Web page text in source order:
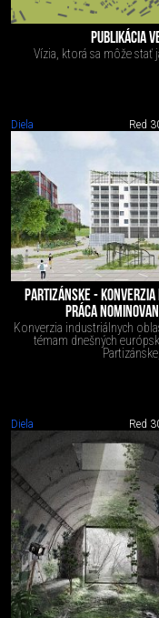
PUBLIKÁCIA
Vízia, ktorá sa môže
Diela Red 3
PARTIZÁNSKE -
PRÁCA
Konverzia industriálnych
témam dnešných
Diela Red 3